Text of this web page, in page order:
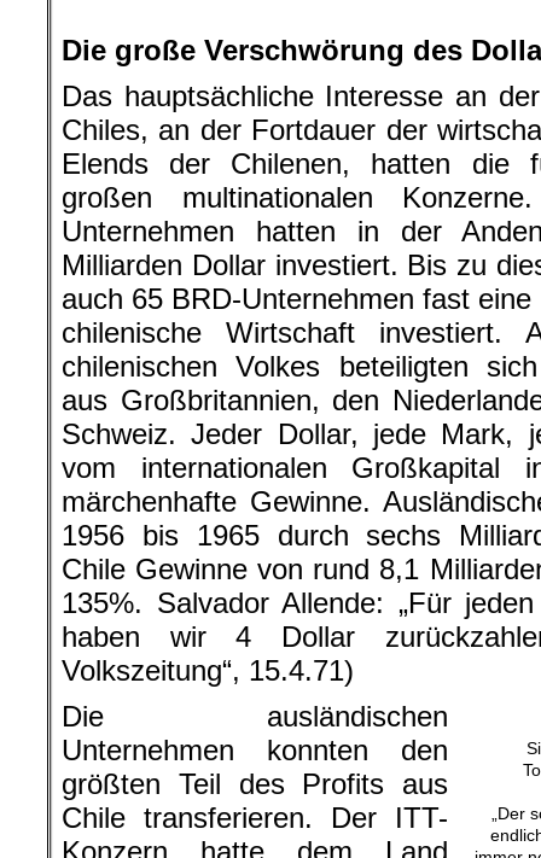
Die große Verschwörung des
Das hauptsächliche Interesse an
Chiles, an der Fortdauer der
Elends der Chilenen, hatten die
großen multinationalen
Unternehmen hatten in der
Milliarden Dollar investiert. Bis zu
auch 65 BRD-Unternehmen fast
chilenische Wirtschaft investiert.
chilenischen Volkes beteiligten
aus Großbritannien, den
Schweiz. Jeder Dollar, jede Mark,
vom internationalen Großkapital
märchenhafte Gewinne.
1956 bis 1965 durch sechs
Chile Gewinne von rund 8,1
135%. Salvador Allende: „Für
haben wir 4 Dollar
Volkszeitung“, 15.4.71)
„Der
Die ausländischen
Unternehmen konnten den
größten Teil des Profits aus
Chile transferieren. Der ITT-
Konzern hatte dem Land